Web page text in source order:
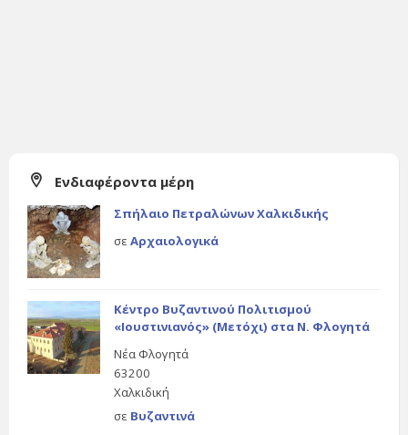
Ενδιαφέροντα μέρη
Σπήλαιο Πετραλώνων Χαλκιδικής
σε Αρχαιολογικά
Κέντρο Βυζαντινού Πολιτισμού
«Ιουστινιανός» (Μετόχι) στα Ν. Φλογητά
Νέα Φλογητά
63200
Χαλκιδική
σε Βυζαντινά